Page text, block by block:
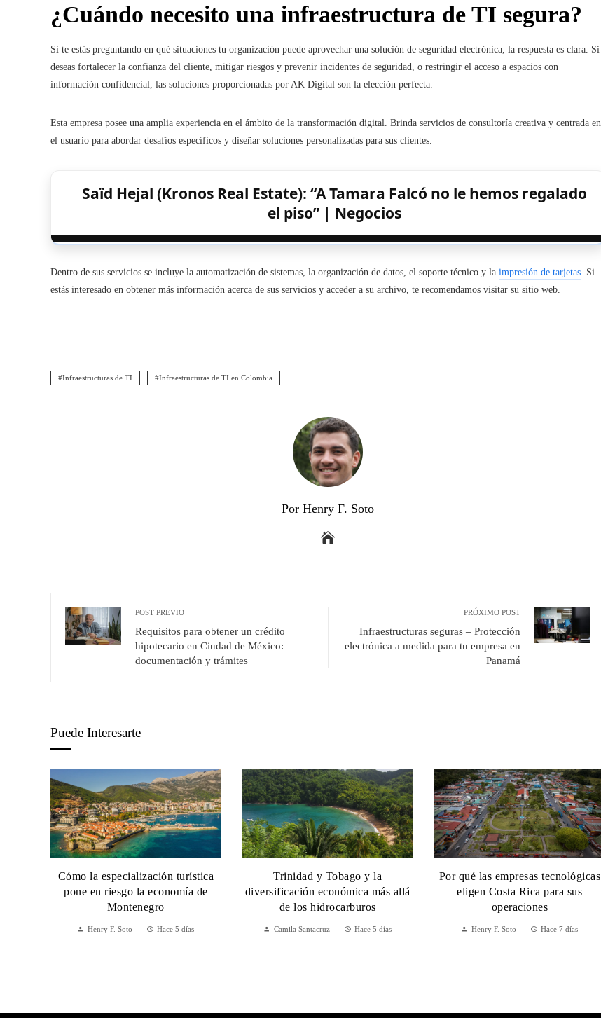
¿Cuándo necesito una infraestructura de TI segura?
Si te estás preguntando en qué situaciones tu organización puede aprovechar una solución de seguridad electrónica, la respuesta es clara. Si
deseas fortalecer la confianza del cliente, mitigar riesgos y prevenir incidentes de seguridad, o restringir el acceso a espacios con
información confidencial, las soluciones proporcionadas por AK Digital son la elección perfecta.
Esta empresa posee una amplia experiencia en el ámbito de la transformación digital. Brinda servicios de consultoría creativa y centrada en
el usuario para abordar desafíos específicos y diseñar soluciones personalizadas para sus clientes.
Saïd Hejal (Kronos Real Estate): “A Tamara Falcó no le hemos regalado
el piso” | Negocios
Dentro de sus servicios se incluye la automatización de sistemas, la organización de datos, el soporte técnico y la impresión de tarjetas . Si
estás interesado en obtener más información acerca de sus servicios y acceder a su archivo, te recomendamos visitar su sitio web.
Infraestructuras de TI Infraestructuras de TI en Colombia
Por Henry F. Soto
POST PREVIO
Requisitos para obtener un crédito
hipotecario en Ciudad de México:
documentación y trámites
PRÓXIMO POST
Infraestructuras seguras – Protección
electrónica a medida para tu empresa en
Panamá
Puede Interesarte
Cómo la especialización turística
pone en riesgo la economía de
Montenegro
Henry F. Soto Hace 5 días
Trinidad y Tobago y la
diversificación económica más allá
de los hidrocarburos
Camila Santacruz Hace 5 días
Por qué las empresas tecnológicas
eligen Costa Rica para sus
operaciones
Henry F. Soto Hace 7 días